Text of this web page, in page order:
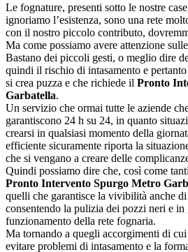
Le fognature, presenti sotto le nostre
ignoriamo l’esistenza, sono una rete
con il nostro piccolo contributo,
Ma come possiamo avere attenzione
Bastano dei piccoli gesti, o meglio dire
quindi il rischio di intasamento e
si crea puzza e che richiede il Pronto
Garbatella.
Un servizio che ormai tutte le aziende
garantiscono 24 h su 24, in quanto
crearsi in qualsiasi momento della
efficiente sicuramente riporta la
che si vengano a creare delle
Quindi possiamo dire che, così come
Pronto Intervento Spurgo Metro
quelli che garantisce la vivibilità anche di
consentendo la pulizia dei pozzi neri e in
funzionamento della rete fognaria.
Ma tornando a quegli accorgimenti di
evitare problemi di intasamento e la